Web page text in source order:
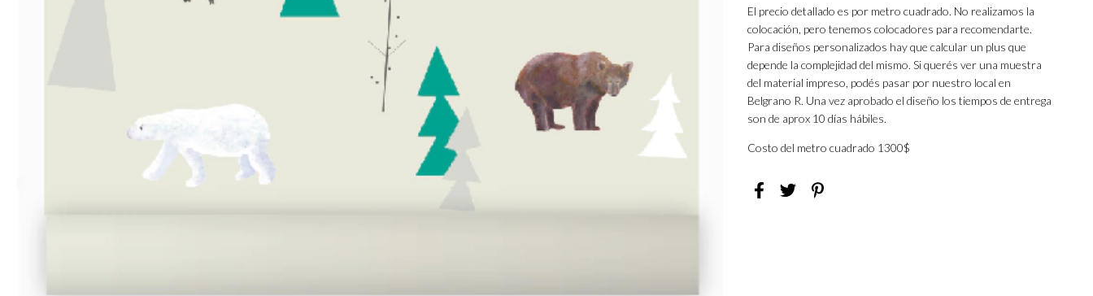
El precio detallado es por metro cuadrado. No realizamos la
colocación, pero tenemos colocadores para recomendarte.
Para diseños personalizados hay que calcular un plus que
depende la complejidad del mismo. Si querés ver una muestra
del material impreso, podés pasar por nuestro local en
Belgrano R. Una vez aprobado el diseño los tiempos de entrega
son de aprox 10 días hábiles.
Costo del metro cuadrado 1300$